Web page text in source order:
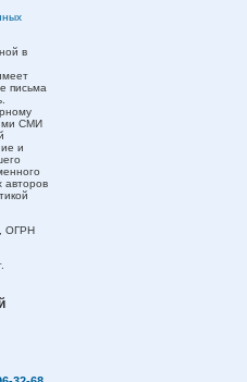
в
письма
СМИ
и
авторов
ОГРН